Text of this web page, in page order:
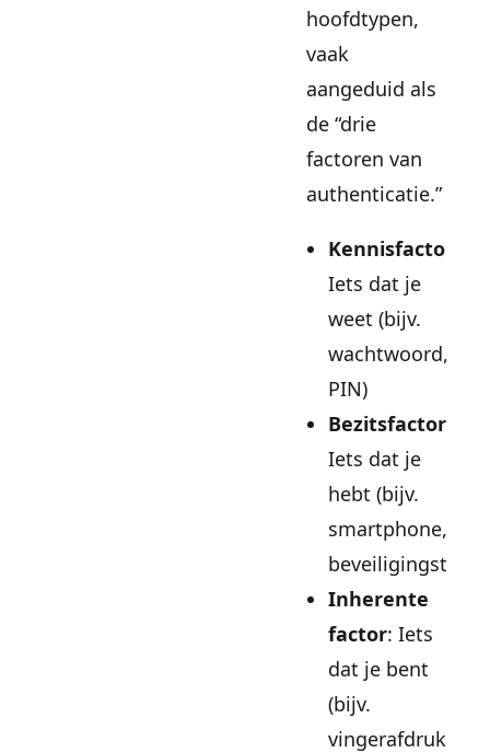
hoofdtypen,
vaak
aangeduid als
de “drie
factoren van
authenticatie.”
Kennisfactor
Iets dat je
weet (bijv.
wachtwoord,
PIN)
Bezitsfactor
Iets dat je
hebt (bijv.
smartphone,
Inherente
factor: Iets
dat je bent
(bijv.
vingerafdruk,